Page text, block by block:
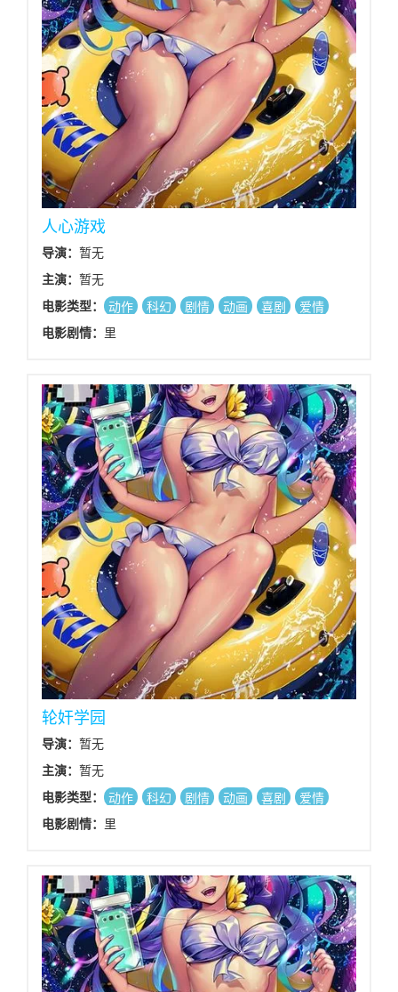
人心游戏
导演： 暂无
主演： 暂无
电影类型：
动作 科幻 剧情 动画 喜剧
爱情
电影剧情： 里
轮奸学园
导演： 暂无
主演： 暂无
电影类型：
动作 科幻 剧情 动画 喜剧
爱情
电影剧情： 里